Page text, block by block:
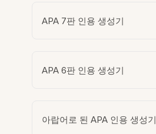
APA 7판 인용 생성기
APA 6판 인용 생성기
아랍어로 된 APA 인용 생성기